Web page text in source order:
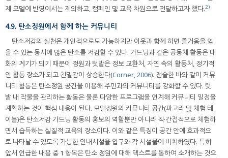
제 모델에 반영에서는 제외하고, 캠페인 및 교육 차원으로 전달하고자 했다.2)
4.9. 탄소정원에서 함께 하는 커뮤니티
탄소저감의 실천은 개인적으로도 가능하지만 이웃과 함께 하면 즐거움을 얻
을 수 있는 동시에 많은 탄소를 저감할 수 있다. 가드닝과 같은 공동체 활동은 대
화의 계기가 되기 때문에 정원과 텃밭은 정보 교환처, 자연 속의 활동처, 정기적
인 활동 장소가 되고 친밀감이 상승한다(Corner, 2006). 전술한 바와 같이 커뮤
니티 활동은 탄소정원 공간을 이용해 주민과의 커뮤니티를 강화할 수 있다. 텃
밭 내 작물을 관리하는 활동은 물론 다양한 프로그램을 연계해 커뮤니티 일정을
계획하는 것이 핵심 내용이 된다. 모델정원의 커뮤니티 공간(파고라 및 체험 테
이블)은 탄소저감 가드닝 활동의 홍보의 역할뿐만 아니라 직·간접적으로 체험하
면서 습득하는 실질적 교육의 장소이다. 이와 같은 특징이 공간 안에 효과적으
로 나타날 수 있도록 가능한 안내시설을 입구와 각 시설물에 비치하였다. 특히
앞서 언급한 내용 중 1 항목은 탄소 정원에 대해 텍스트를 통하여 소개하는 것으